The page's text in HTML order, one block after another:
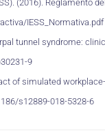
(2016). Reglamento
IESS_Normativa.pdf
tunnel syndrome:
9
of simulated
s12889-018-5328-6